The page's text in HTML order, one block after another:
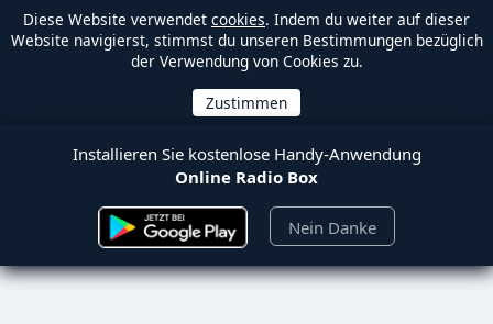
Diese Website verwendet cookies. Indem du weiter auf dieser
Website navigierst, stimmst du unseren Bestimmungen bezüglich
der Verwendung von Cookies zu.
Installieren Sie kostenlose Handy-Anwendung
Online Radio Box
Nein Danke